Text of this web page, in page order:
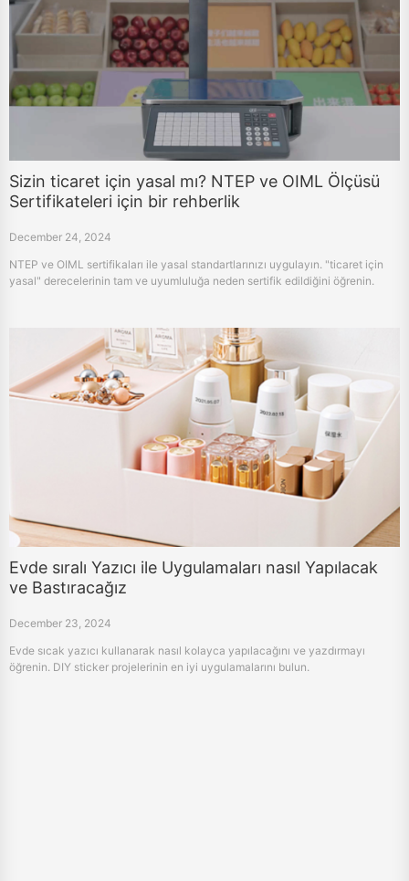
Sizin ticaret için yasal mı? NTEP ve OIML Ölçüsü
Sertifikateleri için bir rehberlik
December 24, 2024
NTEP ve OIML sertifikaları ile yasal standartlarınızı uygulayın. "ticaret için
yasal" derecelerinin tam ve uyumluluğa neden sertifik edildiğini öğrenin.
Evde sıralı Yazıcı ile Uygulamaları nasıl Yapılacak
ve Bastıracağız
December 23, 2024
Evde sıcak yazıcı kullanarak nasıl kolayca yapılacağını ve yazdırmayı
öğrenin. DIY sticker projelerinin en iyi uygulamalarını bulun.